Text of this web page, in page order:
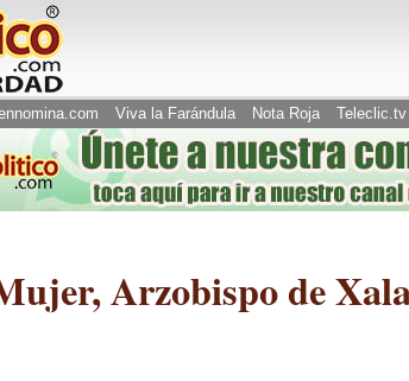
Viva la Farándula Nota Roja Teleclic.tv
Arzobispo de